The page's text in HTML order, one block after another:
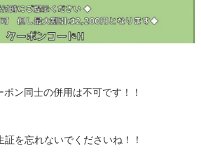
ポン同士の併用は不可です！！
を忘れないでくださいね！！